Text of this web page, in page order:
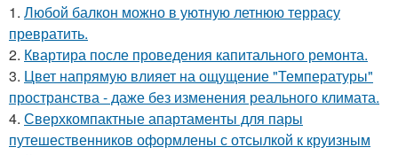
1. Любой балкон можно в уютную летнюю террасу
превратить.
2. Квартира после проведения капитального ремонта.
3. Цвет напрямую влияет на ощущение "Температуры"
пространства - даже без изменения реального климата.
4. Сверхкомпактные апартаменты для пары
путешественников оформлены с отсылкой к круизным